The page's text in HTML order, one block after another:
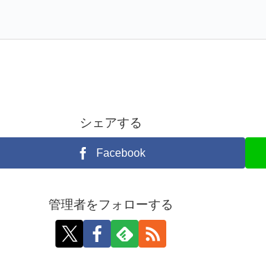
シェアする
Facebook
管理者をフォローする